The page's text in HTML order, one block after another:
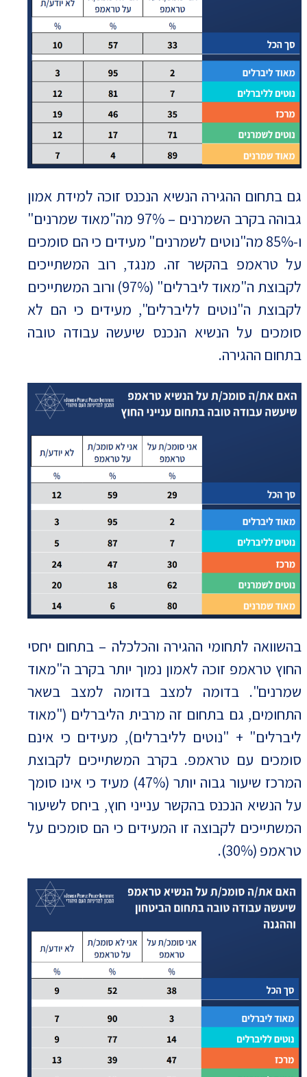
גם בתחום ההגירה הנשיא הנכנס זוכה למידת אמון
גבוהה בקרב השמרנים – 97% מה"מאוד שמרנים"
ו-85% מה"נוטים לשמרנים" מעידים כי הם סומכים
על טראמפ בהקשר זה. מנגד, רוב המשתייכים
לקבוצת ה"מאוד ליברלים" (97%) ורוב המשתייכים
לקבוצת ה"נוטים לליברלים", מעידים כי הם לא
סומכים על הנשיא הנכנס שיעשה עבודה טובה
בתחום ההגירה.
בהשוואה לתחומי ההגירה והכלכלה – בתחום יחסי
החוץ טראמפ זוכה לאמון נמוך יותר בקרב ה"מאוד
שמרנים". בדומה למצב בדומה למצב בשאר
התחומים, גם בתחום זה מרבית הליברלים ("מאוד
ליברלים" + "נוטים לליברלים), מעידים כי אינם
סומכים עם טראמפ. בקרב המשתייכים לקבוצת
המרכז שיעור גבוה יותר (47%) מעיד כי אינו סומך
על הנשיא הנכנס בהקשר ענייני חוץ, ביחס לשיעור
המשתייכים לקבוצה זו המעידים כי הם סומכים על
טראמפ (30%).